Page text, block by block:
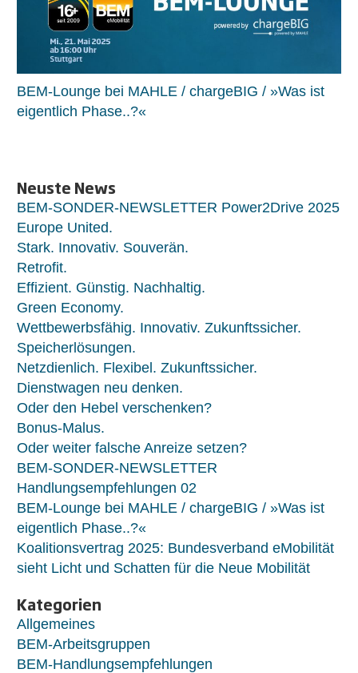
BEM-Lounge bei MAHLE / chargeBIG / »Was ist
eigentlich Phase..?«
Neuste News
BEM-SONDER-NEWSLETTER Power2Drive 2025
Europe United.
Stark. Innovativ. Souverän.
Retrofit.
Effizient. Günstig. Nachhaltig.
Green Economy.
Wettbewerbsfähig. Innovativ. Zukunftssicher.
Speicherlösungen.
Netzdienlich. Flexibel. Zukunftssicher.
Dienstwagen neu denken.
Oder den Hebel verschenken?
Bonus-Malus.
Oder weiter falsche Anreize setzen?
BEM-SONDER-NEWSLETTER
Handlungsempfehlungen 02
BEM-Lounge bei MAHLE / chargeBIG / »Was ist
eigentlich Phase..?«
Koalitionsvertrag 2025: Bundesverband eMobilität
sieht Licht und Schatten für die Neue Mobilität
Kategorien
Allgemeines
BEM-Arbeitsgruppen
BEM-Handlungsempfehlungen